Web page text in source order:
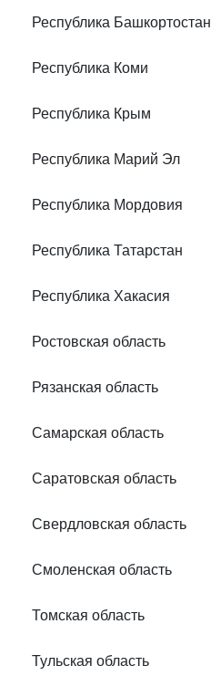
Республика Башкортостан
Республика Коми
Республика Крым
Республика Марий Эл
Республика Мордовия
Республика Татарстан
Республика Хакасия
Ростовская область
Рязанская область
Самарская область
Саратовская область
Свердловская область
Смоленская область
Томская область
Тульская область